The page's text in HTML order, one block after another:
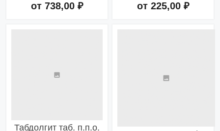
от 738,00 ₽ от 225,00 ₽
Табдолгит таб. п.п.о.